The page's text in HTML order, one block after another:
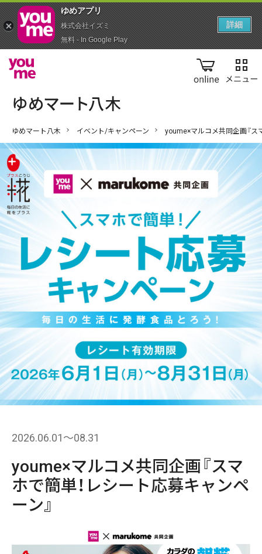
online
ゆめマート八木 イベント/キャンペーン youme×マルコメ共同企画『ス
2026.06.01〜08.31
youme×マルコメ共同企画『スマ
ホで簡単！レシート応募キャンペ
ーン』
ゆめアプ‪リ‬
株式会社イズミ
無料 - In Google Play
詳細